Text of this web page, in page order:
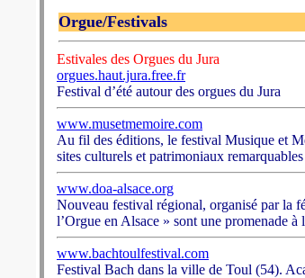
Orgue/Festivals
Estivales des Orgues du Jura
orgues.haut.jura.free.fr
Festival d’été autour des orgues du Jura
www.musetmemoire.com
Au fil des éditions, le festival Musique et
sites culturels et patrimoniaux
www.doa-alsace.org
Nouveau festival régional, organisé par la
l’Orgue en Alsace » sont une promenade
www.bachtoulfestival.com
Festival Bach dans la ville de Toul (54).